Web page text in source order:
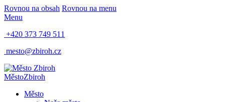
Rovnou na obsah Rovnou na menu
Menu
+420 373 749 511
mesto@zbiroh.cz
MěstoZbiroh
Město